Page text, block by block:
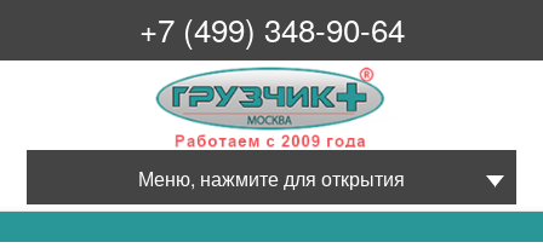
+7 (499) 348-90-64
Грузчик+
Меню, нажмите для открытия